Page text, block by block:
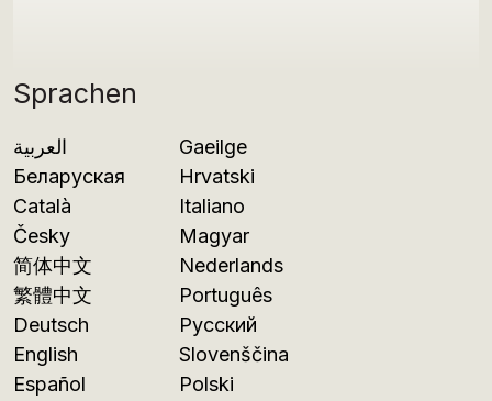
Sprachen
العربية
Беларуская
Català
Česky
简体中文
繁體中文
Deutsch
English
Español
Gaeilge
Hrvatski
Italiano
Magyar
Nederlands
Português
Русский
Slovenščina
Polski